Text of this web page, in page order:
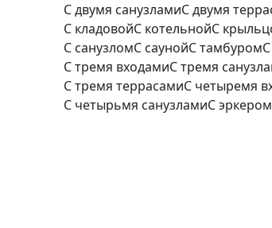
С двумя санузламиС двумя
С кладовойС котельнойС
С санузломС саунойС тамбуром
С тремя входамиС тремя
С тремя террасамиС четыремя
С четырьмя санузламиС эркером